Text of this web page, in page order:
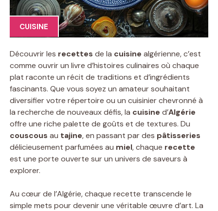
CUISINE
Découvrir les recettes de la cuisine algérienne, c’est
comme ouvrir un livre d’histoires culinaires où chaque
plat raconte un récit de traditions et d’ingrédients
fascinants. Que vous soyez un amateur souhaitant
diversifier votre répertoire ou un cuisinier chevronné à
la recherche de nouveaux défis, la cuisine d’Algérie
offre une riche palette de goûts et de textures. Du
couscous au tajine, en passant par des pâtisseries
délicieusement parfumées au miel, chaque recette
est une porte ouverte sur un univers de saveurs à
explorer.
Au cœur de l’Algérie, chaque recette transcende le
simple mets pour devenir une véritable œuvre d’art. La